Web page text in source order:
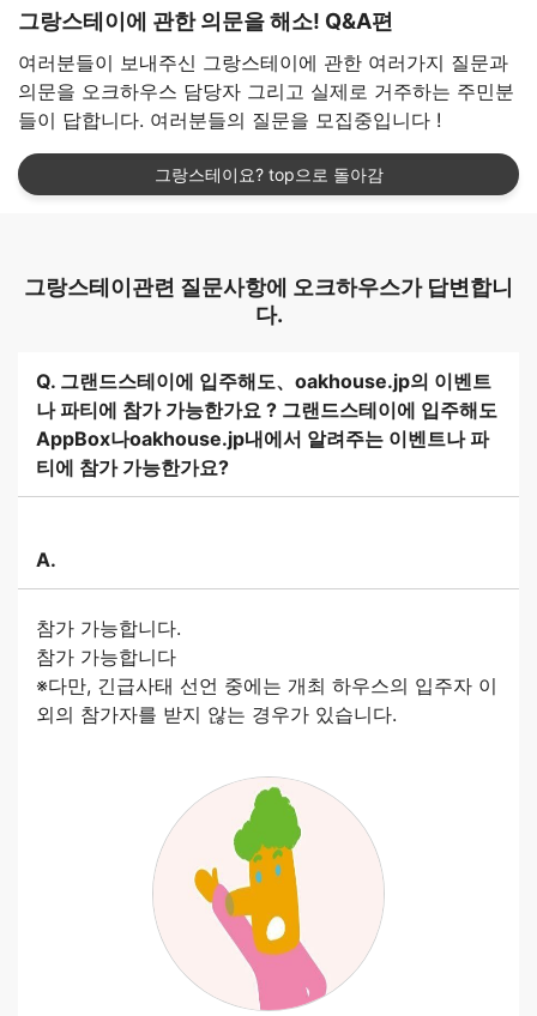
그랑스테이에 관한 의문을 해소! Q&A편
여러분들이 보내주신 그랑스테이에 관한 여러가지 질문과
의문을 오크하우스 담당자 그리고 실제로 거주하는 주민분
들이 답합니다. 여러분들의 질문을 모집중입니다 !
그랑스테이요? top으로 돌아감
그랑스테이관련 질문사항에 오크하우스가 답변합니
다.
Q. 그랜드스테이에 입주해도、oakhouse.jp의 이벤트
나 파티에 참가 가능한가요 ? 그랜드스테이에 입주해도
AppBox나oakhouse.jp내에서 알려주는 이벤트나 파
티에 참가 가능한가요?
A.
참가 가능합니다.
참가 가능합니다
※다만, 긴급사태 선언 중에는 개최 하우스의 입주자 이
외의 참가자를 받지 않는 경우가 있습니다.